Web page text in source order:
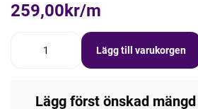
259,00kr/m
Lägg till varukorgen
Lägg först önskad